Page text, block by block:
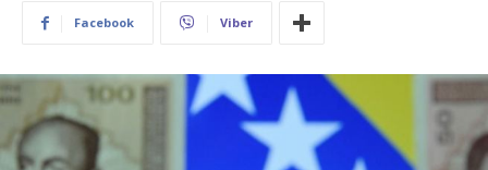
Facebook Viber